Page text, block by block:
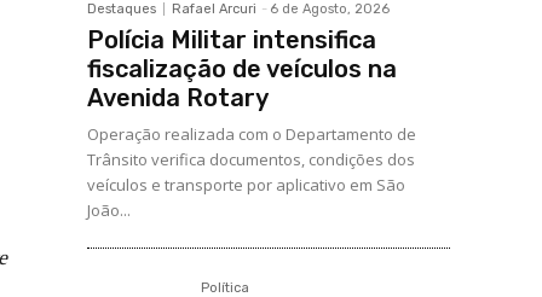
Destaques Rafael Arcuri - 6 de Agosto, 2026
Polícia Militar intensifica
fiscalização de veículos na
Avenida Rotary
Operação realizada com o Departamento de
Trânsito verifica documentos, condições dos
veículos e transporte por aplicativo em São
João...
Política